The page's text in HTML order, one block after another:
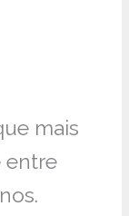
mais
entre